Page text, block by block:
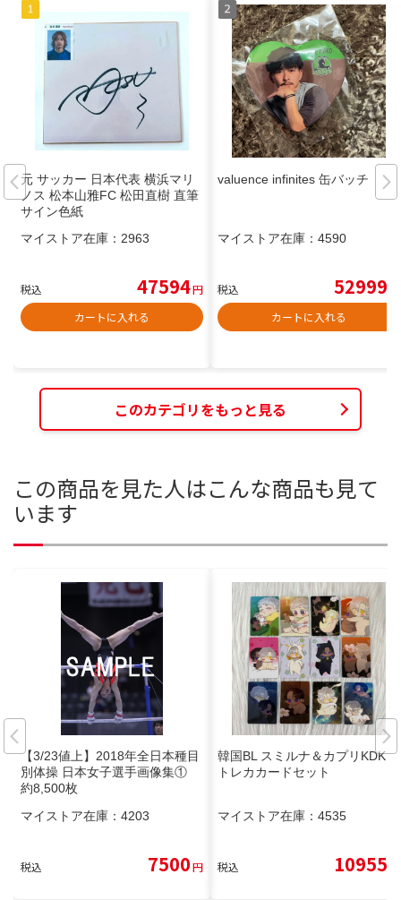
元 サッカー 日本代表 横浜マリ
ノス 松本山雅FC 松田直樹 直筆
サイン色紙
マイストア在庫： 2963
税込 47594円
カートに入れる
valuence infinites 缶バッチ
マイストア在庫： 4590
税込 52999
カートに入れる
このカテゴリをもっと見る
この商品を見た人はこんな商品も見て
います
【3/23値上】2018年全日本種目
別体操 日本女子選手画像集①
約8,500枚
マイストア在庫： 4203
税込 7500円
韓国BL スミルナ＆カプリKDKD
トレカカードセット
マイストア在庫： 4535
税込 10955